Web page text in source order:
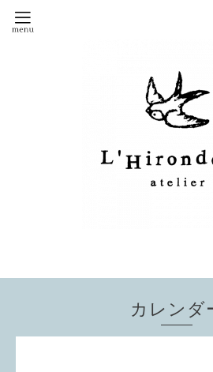
カレンダ